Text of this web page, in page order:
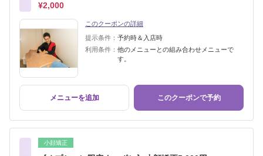
¥2,000
このクーポンの詳細
提示条件： 予約時＆入店時
利用条件： 他のメニューとの組み合わせメニューで
す。
メニューを追加 このクーポンで予約
小顔矯正